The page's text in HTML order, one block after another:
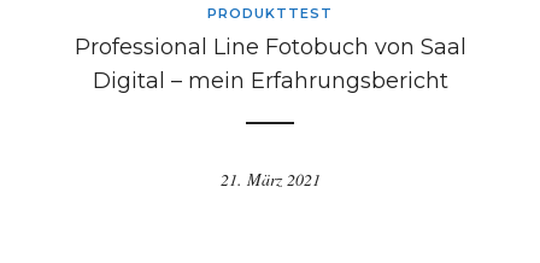
PRODUKTTEST
Professional Line Fotobuch von Saal
Digital – mein Erfahrungsbericht
21. März 2021